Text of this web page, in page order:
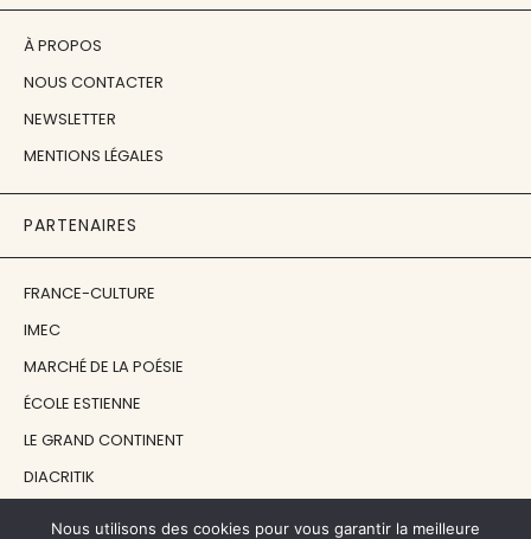
À PROPOS
NOUS CONTACTER
NEWSLETTER
MENTIONS LÉGALES
PARTENAIRES
FRANCE-CULTURE
IMEC
MARCHÉ DE LA POÉSIE
ÉCOLE ESTIENNE
LE GRAND CONTINENT
DIACRITIK
Nous utilisons des cookies pour vous garantir la meilleure